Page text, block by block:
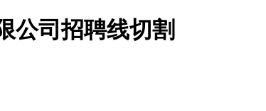
公司招聘线切割